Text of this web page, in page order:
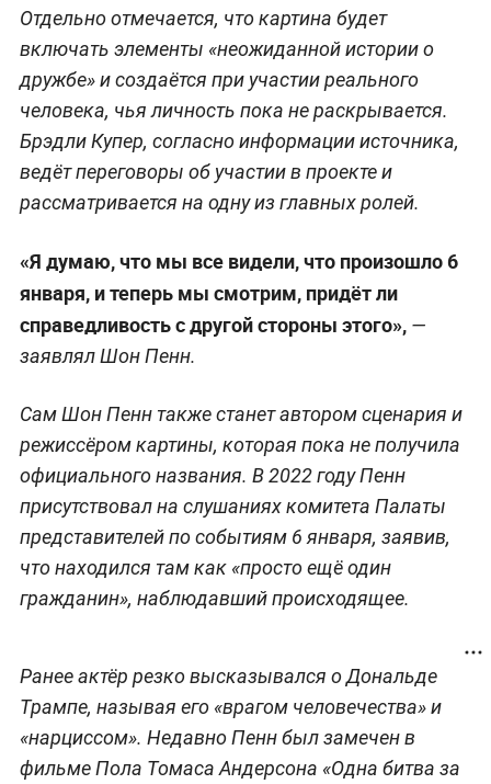
Отдельно отмечается, что картина будет
включать элементы «неожиданной истории о
дружбе» и создаётся при участии реального
человека, чья личность пока не раскрывается.
Брэдли Купер, согласно информации источника,
ведёт переговоры об участии в проекте и
рассматривается на одну из главных ролей.
«Я думаю, что мы все видели, что произошло 6
января, и теперь мы смотрим, придёт ли
справедливость с другой стороны этого»,—
заявлял Шон Пенн.
Сам Шон Пенн также станет автором сценария и
режиссёром картины, которая пока не получила
официального названия. В 2022 году Пенн
присутствовал на слушаниях комитета Палаты
представителей по событиям 6 января, заявив,
что находился там как «просто ещё один
гражданин», наблюдавший происходящее.
Ранее актёр резко высказывался о Дональде
Трампе, называя его «врагом человечества» и
«нарциссом». Недавно Пенн был замечен в
фильме Пола Томаса Андерсона «Одна битва за